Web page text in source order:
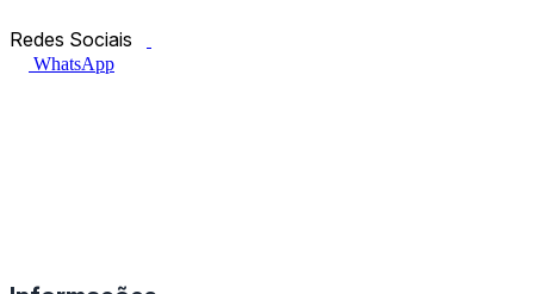
Redes Sociais
WhatsApp